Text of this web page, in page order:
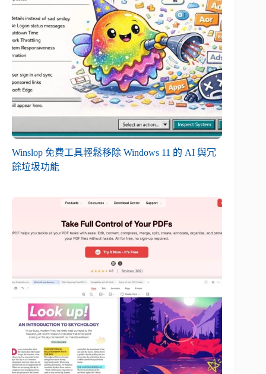
Winslop 免費工具輕鬆移除 Windows 11 的 AI 與冗
餘垃圾功能